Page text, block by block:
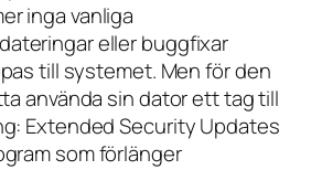
inga vanliga
eller buggfixar
till systemet. Men för den
använda sin dator ett tag till
Extended Security Updates
som förlänger